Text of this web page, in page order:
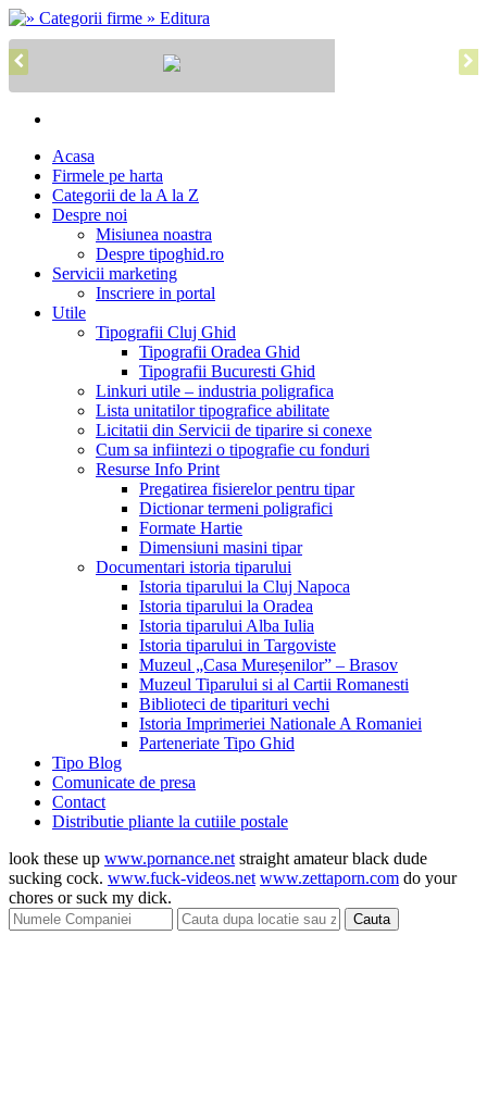
Acasa
Firmele pe harta
Categorii de la A la Z
Despre noi
Misiunea noastra
Despre tipoghid.ro
Servicii marketing
Inscriere in portal
Utile
Tipografii Cluj Ghid
Tipografii Oradea Ghid
Tipografii Bucuresti Ghid
Linkuri utile – industria poligrafica
Lista unitatilor tipografice abilitate
Licitatii din Servicii de tiparire si conexe
Cum sa infiintezi o tipografie cu fonduri
Resurse Info Print
Pregatirea fisierelor pentru tipar
Dictionar termeni poligrafici
Formate Hartie
Dimensiuni masini tipar
Documentari istoria tiparului
Istoria tiparului la Cluj Napoca
Istoria tiparului la Oradea
Istoria tiparului Alba Iulia
Istoria tiparului in Targoviste
Muzeul „Casa Mureșenilor” – Brasov
Muzeul Tiparului si al Cartii Romanesti
Biblioteci de tiparituri vechi
Istoria Imprimeriei Nationale A Romaniei
Parteneriate Tipo Ghid
Tipo Blog
Comunicate de presa
Contact
Distributie pliante la cutiile postale
look these up www.pornance.net straight amateur black dude
sucking cock. www.fuck-videos.net www.zettaporn.com do your
chores or suck my dick.